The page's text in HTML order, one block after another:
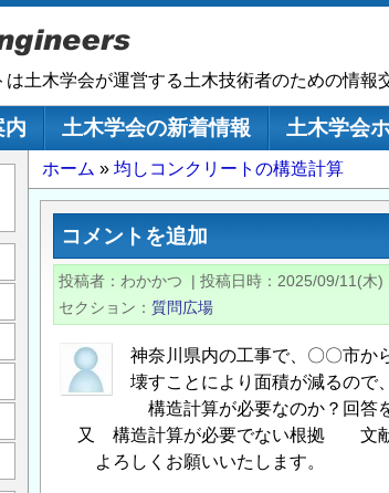
は土木学会が運営する土木技術者のための情報
内 土木学会の新着情報
土木学会
パ
ン
ず
ホーム 均しコンクリートの構造計算
コメントを追加
投稿者 わかかつ | 投稿日時
2025/09/11(木)
セクション
質問広場
神奈川県内の工事で、〇〇市か
壊すことにより面積が減るので
構造計算が必要なのか？回答
又 構造計算が必要でない根拠 文献
よろしくお願いいたします。